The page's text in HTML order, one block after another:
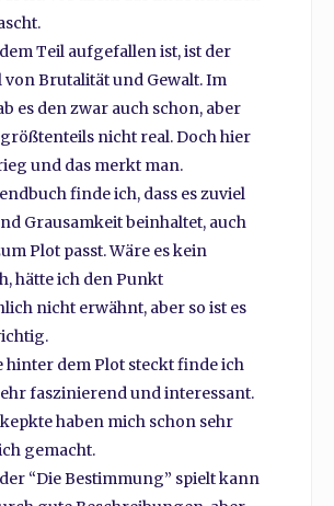
Teil aufgefallen ist, ist der
von Brutalität und Gewalt. Im
es den zwar auch schon, aber
größtenteils nicht real. Doch hier
und das merkt man.
finde ich, dass es zuviel
Grausamkeit beinhaltet, auch
Plot passt. Wäre es kein
hätte ich den Punkt
nicht erwähnt, aber so ist es
hinter dem Plot steckt finde ich
faszinierend und interessant.
haben mich schon sehr
gemacht.
“Die Bestimmung” spielt kann